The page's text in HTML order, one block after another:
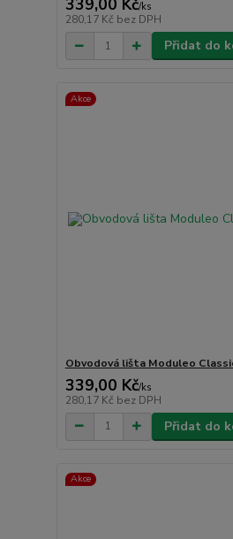
339,00 Kč/ks
280,17 Kč bez DPH
Přidat do
Akce
Obvodová lišta Moduleo
339,00 Kč/ks
280,17 Kč bez DPH
Přidat do
Akce